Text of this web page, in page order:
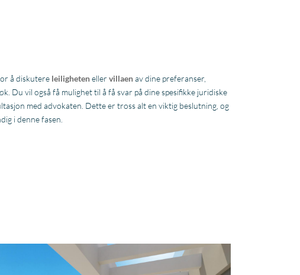
å diskutere leiligheteneller villaenav dine preferanser,
Du vil også få mulighet til å få svar på dine spesifikke juridiske
med advokaten. Dette er tross alt en viktig beslutning, og
i denne fasen.